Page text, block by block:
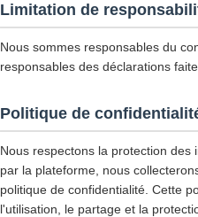
Limitation de
Nous sommes responsables du
responsables des déclarations
Politique de
Nous respectons la protection
par la plateforme, nous
politique de confidentialité. Cette
l'utilisation, le partage et la